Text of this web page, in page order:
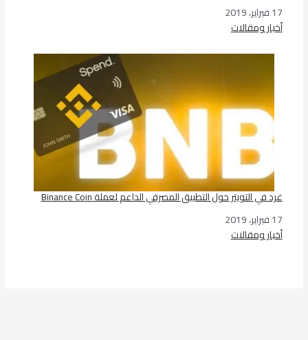
التاريخ
17 فبراير، 2019
في ما يتعلق بما يأتي
أخبار ومقالات
غرد في التويتر حول التطبيق المصرفي الداعم لعملة Binance Coin
التاريخ
17 فبراير، 2019
في ما يتعلق بما يأتي
أخبار ومقالات